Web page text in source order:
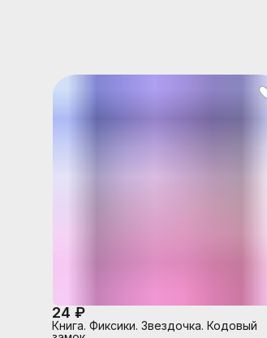
24 ₽
Книга. Фиксики. Звездочка. Кодовый